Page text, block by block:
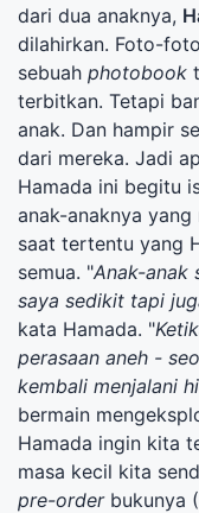
dari dua anaknya,
dilahirkan. Foto-
sebuah photobook
terbitkan. Tetapi
anak. Dan hampir
dari mereka. Jadi
Hamada ini begitu
anak-anaknya
saat tertentu yang
semua. "Anak-anak
saya sedikit tapi
kata Hamada. "
perasaan aneh -
kembali menjalani
bermain
Hamada ingin kita
masa kecil kita
pre-orderbukunya